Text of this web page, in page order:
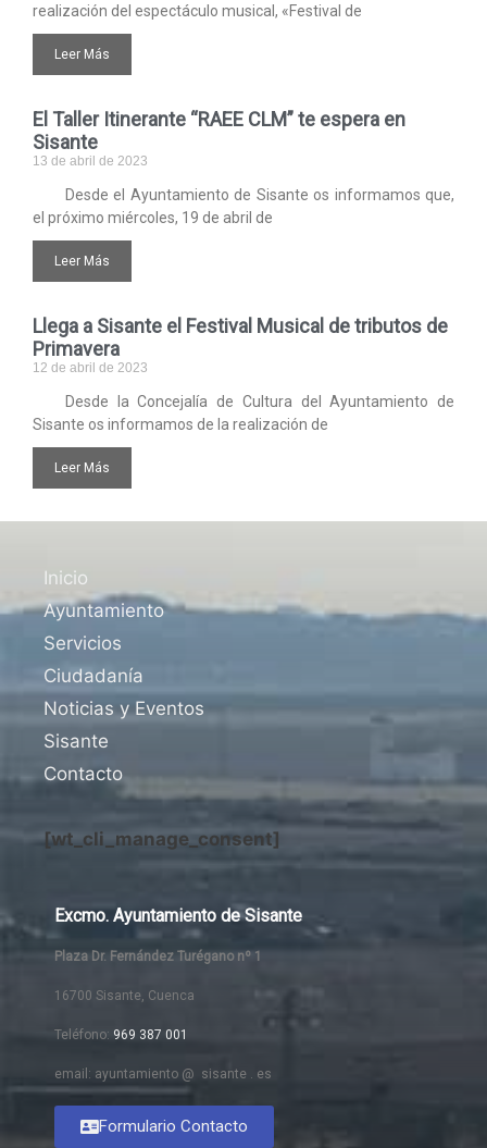
realización del espectáculo musical, «Festival de
Leer Más
El Taller Itinerante “RAEE CLM” te espera en
Sisante
13 de abril de 2023
Desde el Ayuntamiento de Sisante os informamos que,
el próximo miércoles, 19 de abril de
Leer Más
Llega a Sisante el Festival Musical de tributos de
Primavera
12 de abril de 2023
Desde la Concejalía de Cultura del Ayuntamiento de
Sisante os informamos de la realización de
Leer Más
Inicio
Ayuntamiento
Servicios
Ciudadanía
Noticias y Eventos
Sisante
Contacto
[wt_cli_manage_consent]
Excmo. Ayuntamiento de Sisante
Plaza Dr. Fernández Turégano nº 1
16700 Sisante, Cuenca
Teléfono: 969 387 001
email: ayuntamiento @ sisante . es
Formulario Contacto